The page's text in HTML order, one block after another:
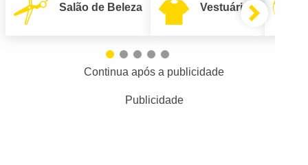
Salão de Beleza Vestuário
Continua após a publicidade
Publicidade